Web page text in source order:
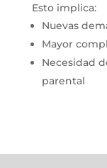
Esto implica:
Nuevas
Mayor
Necesidad
parental